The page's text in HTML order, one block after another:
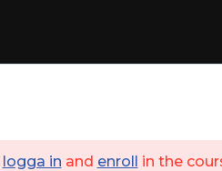
logga in and enroll in the